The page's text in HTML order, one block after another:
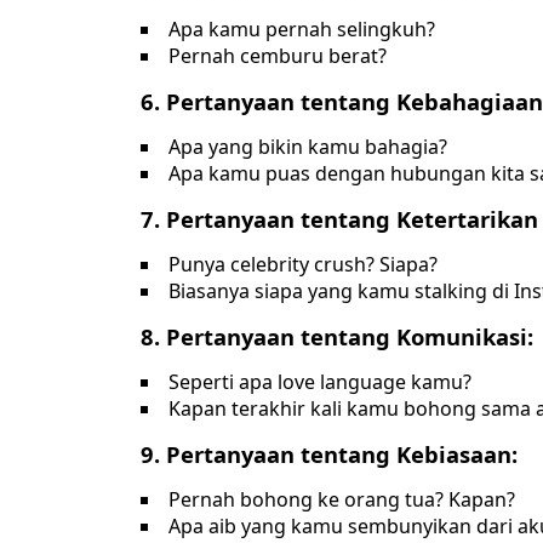
Apa kamu pernah selingkuh?
Pernah cemburu berat?
6. Pertanyaan tentang
Apa yang bikin kamu bahagia?
Apa kamu puas dengan hubungan kita
7. Pertanyaan tentang Ketertarikan
Punya celebrity crush? Siapa?
Biasanya siapa yang kamu stalking di
8. Pertanyaan tentang Komunikasi:
Seperti apa love language kamu?
Kapan terakhir kali kamu bohong sama
9. Pertanyaan tentang Kebiasaan:
Pernah bohong ke orang tua? Kapan?
Apa aib yang kamu sembunyikan dari